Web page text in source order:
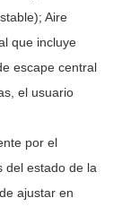
Aire
que incluye
escape central
el usuario
por el
del estado de la
ajustar en